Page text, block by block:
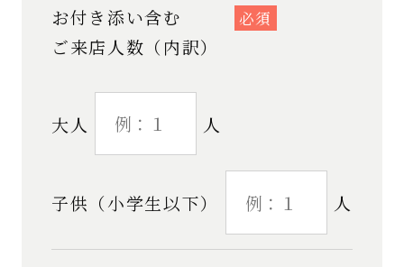
お付き添い含む
ご来店人数（内訳）
必須
大人 人
子供（小学生以下） 人